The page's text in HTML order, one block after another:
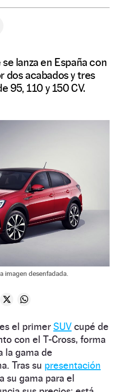
lanza en España con
dos acabados y tres
95, 110 y 150 CV.
imagen desenfadada.
es el primer SUV cupé de
con el T-Cross, forma
la gama de
Tras su presentación
su gama para el